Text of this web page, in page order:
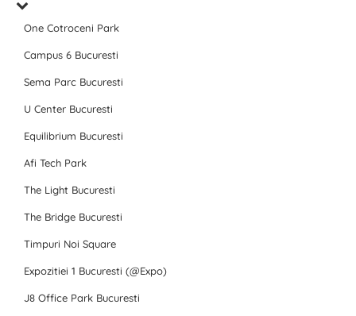
One Cotroceni Park
Campus 6 Bucuresti
Sema Parc Bucuresti
U Center Bucuresti
Equilibrium Bucuresti
Afi Tech Park
The Light Bucuresti
The Bridge Bucuresti
Timpuri Noi Square
Expozitiei 1 Bucuresti (@Expo)
J8 Office Park Bucuresti